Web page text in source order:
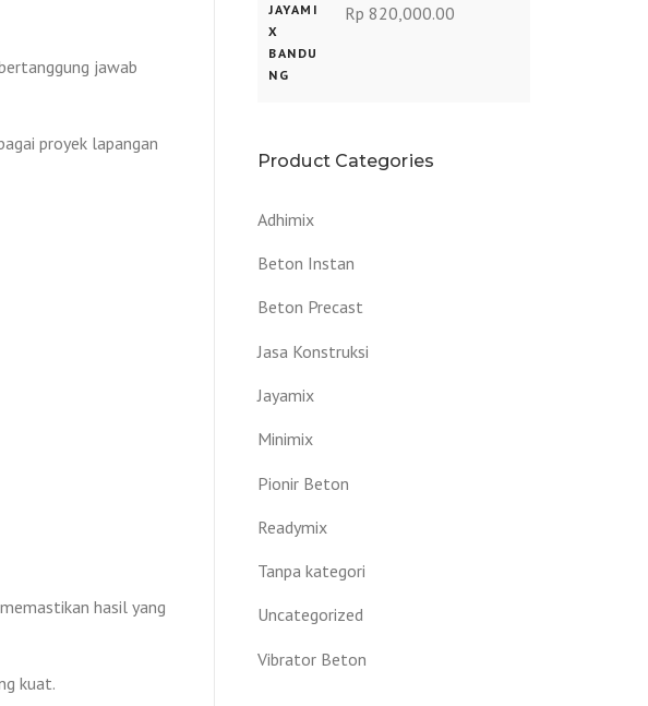
jawab
proyek lapangan
hasil yang
kuat.
Rp 820,000.00
Product Categories
Adhimix
Beton Instan
Beton Precast
Jasa Konstruksi
Jayamix
Minimix
Pionir Beton
Readymix
Tanpa kategori
Uncategorized
Vibrator Beton